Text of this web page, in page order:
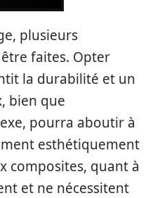
plusieurs
faites. Opter
la durabilité et un
bien que
pourra aboutir à
esthétiquement
composites, quant à
et ne nécessitent